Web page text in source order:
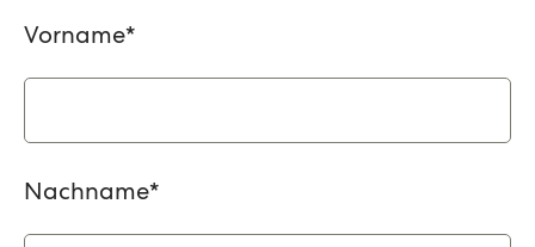
Vorname*
Nachname*